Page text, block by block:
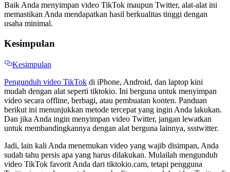
Baik Anda menyimpan video TikTok maupun Twitter, alat-alat ini
memastikan Anda mendapatkan hasil berkualitas tinggi dengan
usaha minimal.
Kesimpulan
Kesimpulan
Pengunduh video TikTok di iPhone, Android, dan laptop kini
mudah dengan alat seperti tiktokio. Ini berguna untuk menyimpan
video secara offline, berbagi, atau pembuatan konten. Panduan
berikut ini menunjukkan metode tercepat yang ingin Anda lakukan.
Dan jika Anda ingin menyimpan video Twitter, jangan lewatkan
untuk membandingkannya dengan alat berguna lainnya, ssstwitter.
Jadi, lain kali Anda menemukan video yang wajib disimpan, Anda
sudah tahu persis apa yang harus dilakukan. Mulailah mengunduh
video TikTok favorit Anda dari tiktokio.cam, tetapi pengguna